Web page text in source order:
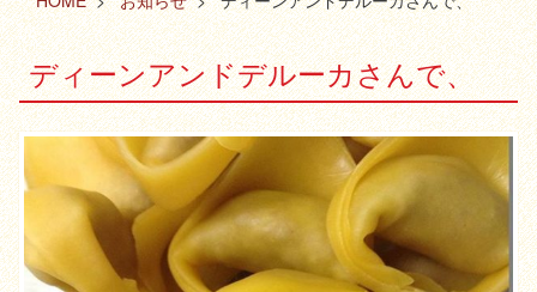
ディーンアンドデルーカさんで、